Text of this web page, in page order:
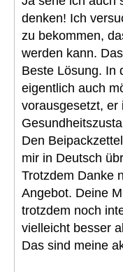
denken! Ich
zu bekommen,
werden kann.
Beste Lösung. In
eigentlich auch
vorausgesetzt, er
Den
mir in Deutsch
Trotzdem Danke
Angebot. Deine
trotzdem noch
vielleicht besser
Das sind meine